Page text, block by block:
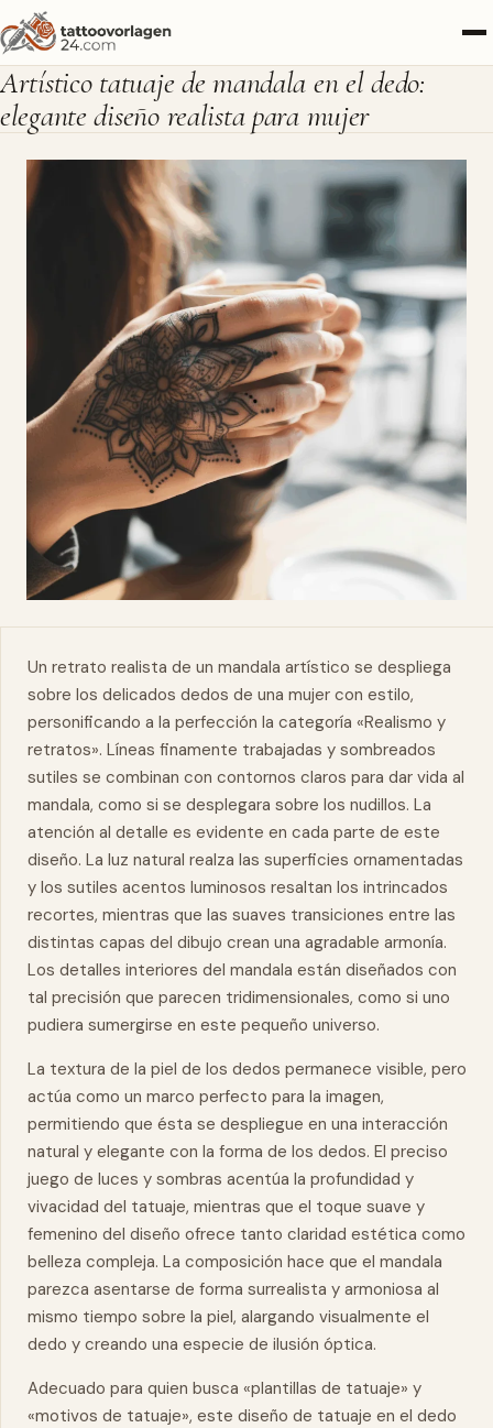
Artístico tatuaje de mandala en el dedo:
elegante diseño realista para mujer
Un retrato realista de un mandala artístico se despliega
sobre los delicados dedos de una mujer con estilo,
personificando a la perfección la categoría «Realismo y
retratos». Líneas finamente trabajadas y sombreados
sutiles se combinan con contornos claros para dar vida al
mandala, como si se desplegara sobre los nudillos. La
atención al detalle es evidente en cada parte de este
diseño. La luz natural realza las superficies ornamentadas
y los sutiles acentos luminosos resaltan los intrincados
recortes, mientras que las suaves transiciones entre las
distintas capas del dibujo crean una agradable armonía.
Los detalles interiores del mandala están diseñados con
tal precisión que parecen tridimensionales, como si uno
pudiera sumergirse en este pequeño universo.
La textura de la piel de los dedos permanece visible, pero
actúa como un marco perfecto para la imagen,
permitiendo que ésta se despliegue en una interacción
natural y elegante con la forma de los dedos. El preciso
juego de luces y sombras acentúa la profundidad y
vivacidad del tatuaje, mientras que el toque suave y
femenino del diseño ofrece tanto claridad estética como
belleza compleja. La composición hace que el mandala
parezca asentarse de forma surrealista y armoniosa al
mismo tiempo sobre la piel, alargando visualmente el
dedo y creando una especie de ilusión óptica.
Adecuado para quien busca «plantillas de tatuaje» y
«motivos de tatuaje», este diseño de tatuaje en el dedo